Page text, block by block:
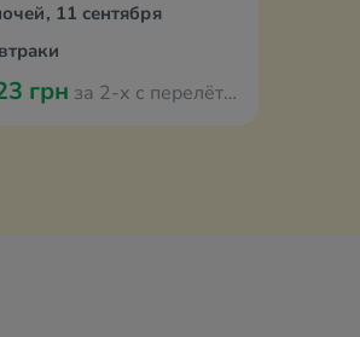
11 сентября
грн за 2-х с перелётом из Ганновера